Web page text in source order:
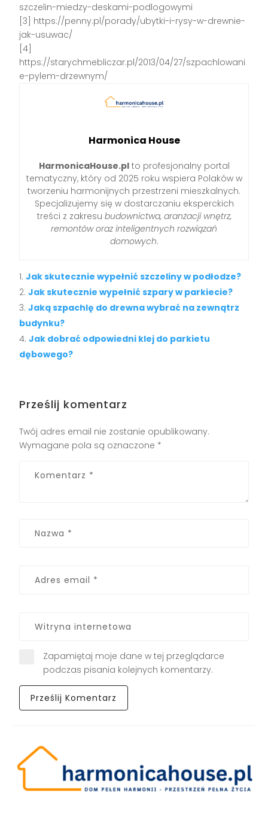
szczelin-miedzy-deskami-podlogowymi
[3] https://penny.pl/porady/ubytki-i-rysy-w-drewnie-
jak-usuwac/
[4]
https://starychmebliczar.pl/2013/04/27/szpachlowani
e-pylem-drzewnym/
Harmonica House
HarmonicaHouse.plto profesjonalny portal
tematyczny, który od 2025 roku wspiera Polaków w
tworzeniu harmonijnych przestrzeni mieszkalnych.
Specjalizujemy się w dostarczaniu eksperckich
treści z zakresu budownictwa, aranżacji wnętrz,
remontów oraz inteligentnych rozwiązań
domowych.
Jak skutecznie wypełnić szczeliny w podłodze?
Jak skutecznie wypełnić szpary w parkiecie?
Jaką szpachlę do drewna wybrać na zewnątrz
budynku?
Jak dobrać odpowiedni klej do parkietu
dębowego?
Prześlij komentarz
Twój adres email nie zostanie opublikowany.
Wymagane pola są oznaczone *
Zapamiętaj moje dane w tej przeglądarce
podczas pisania kolejnych komentarzy.